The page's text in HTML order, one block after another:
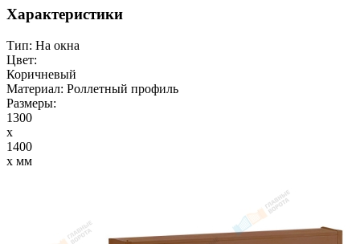
Характеристики
Тип: На окна
Цвет:
Коричневый
Материал: Роллетный профиль
Размеры:
1300
x
1400
x мм